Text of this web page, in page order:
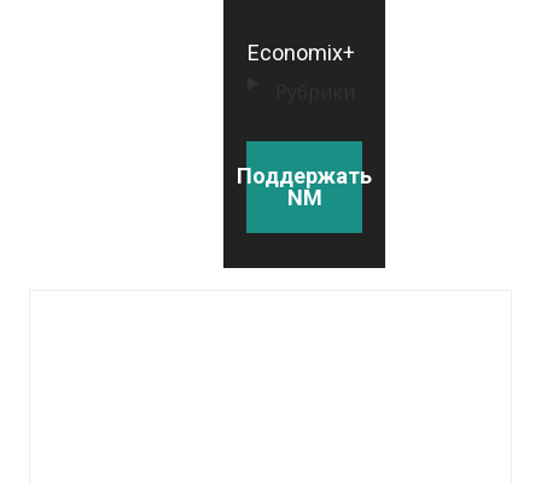
Economix+
Поддержать
NM